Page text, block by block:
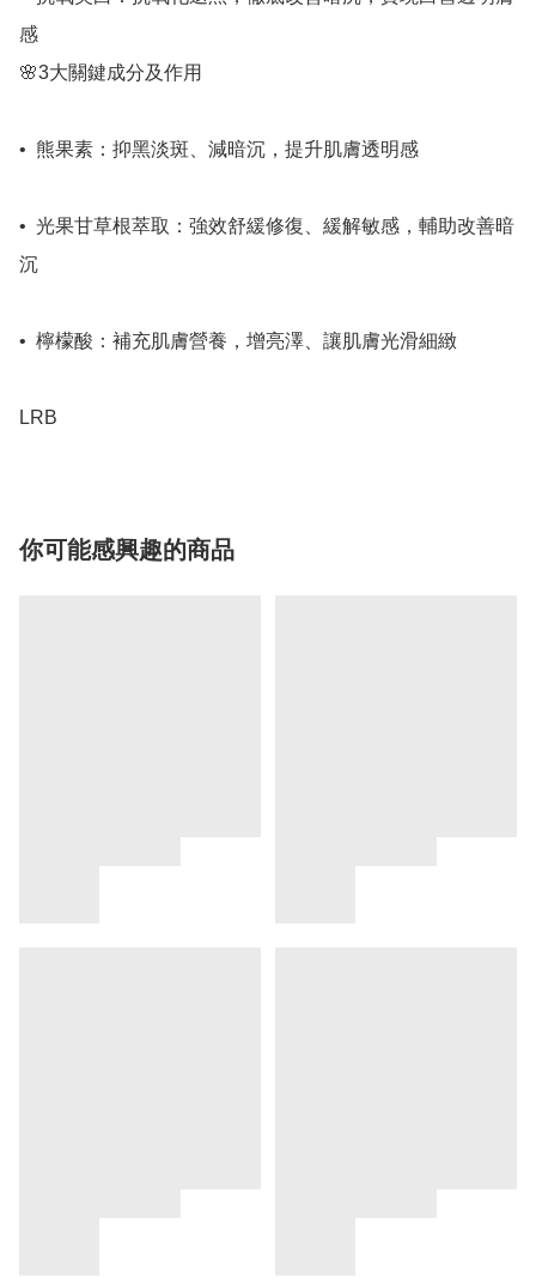
感
🌸3大關鍵成分及作用
•⁠  ⁠熊果素：抑黑淡斑、減暗沉，提升肌膚透明感
•⁠  ⁠光果甘草根萃取：強效舒緩修復、緩解敏感，輔助改善暗
沉
•⁠  ⁠檸檬酸：補充肌膚營養，增亮澤、讓肌膚光滑細緻
LRB
你可能感興趣的商品